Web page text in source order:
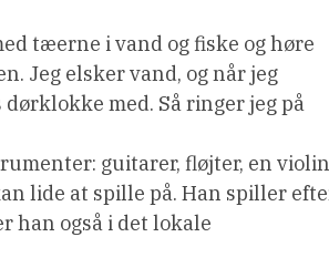
tæerne i vand og fiske og høre
Jeg elsker vand, og når jeg
med. Så ringer jeg på
guitarer, fløjter, en violin
lide at spille på. Han spiller
han også i det lokale